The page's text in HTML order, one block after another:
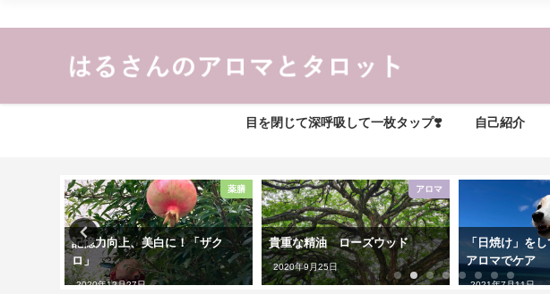
目を閉じて深呼吸して一枚タップ❣️ 自己紹介
薬膳
記憶力向上、美白に！「ザク
ロ」
2020年12月27日
アロマ
貴重な精油 ローズウッド
2020年9月25日
「日焼け」を
アロマでケア
2021年7月11日